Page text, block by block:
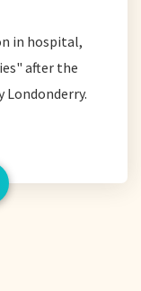
in hospital,
after the
Londonderry.